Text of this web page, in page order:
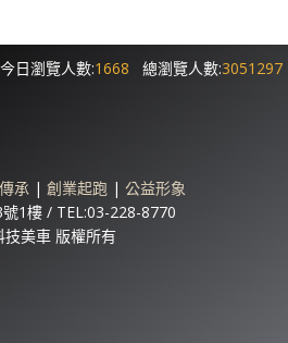
今日瀏覽人數:1668 總瀏覽人數:3051297
承 | 創業起跑 | 公益形象
1樓 / TEL:03-228-8770
美車 版權所有